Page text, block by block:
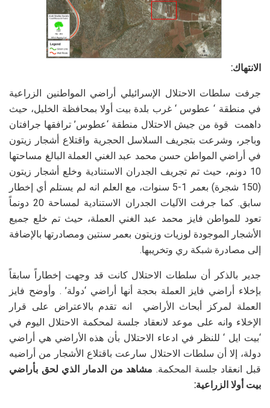
الانتهاك:
جرفت سلطات الاحتلال الإسرائيلي أراضي المواطنين الزراعية
في منطقة ‘ عطوس ‘ غرب بلدة بيت أولا بمحافظة الخليل، حيث
داهمت قوة من جيش الاحتلال منطقة ‘عطوس’ ترافقها جرافتان
وباجر، وشرعت بتجريف السلاسل الحجرية واقتلاع أشجار زيتون
في أراضي المواطن حسن محمد عبد الغني العملة البالغ مساحتها
10 دونم، حيث تم تجريف الجدران الاستنادية وخلع أشجار زيتون
(150 شجرة) بعمر 1-5 سنوات، مع العلم انه لم يستلم أي إخطار
سابق. كما جرفت الآليات الجدران الاستنادية لمساحة 20 دونماً
تعود للمواطن فايز محمد عبد الغني العملة، حيث تم خلع جميع
الأشجار الموجودة لوزيات وزيتون بعمر سنتين ومصادرتها بالإضافة
إلى مصادرة شبكة ري وتخريبها.
جدير بالذكر أن سلطات الاحتلال كانت قد وجهت إخطاراً سابقاً
بإخلاء أراضي فايز العملة بحجة أنها أراضي ‘دولة’ . وأوضح فايز
العملة لمركز أبحاث الأراضي انه تقدم بالاعتراض على قرار
الإخلاء وانه على موعد لانعقاد جلسة لمحكمة الاحتلال اليوم في
‘بيت ايل ‘ للنظر في ادعاء الاحتلال بأن هذه الأراضي هي أراضي
دولة، إلا أن سلطات الاحتلال سارعت باقتلاع الأشجار من أراضيه
قبل انعقاد جلسة المحكمة. مشاهد من الدمار الذي لحق بأراضي
بيت أولا الزراعية: